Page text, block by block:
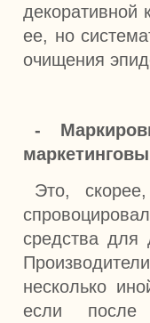
декоративной
ее, но
очищения
-
Это,
средства для
несколько
если после